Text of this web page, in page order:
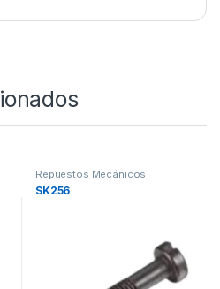
Repuestos Mecánicos
SK256